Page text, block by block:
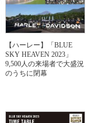
【ハーレー】「BLUE
SKY HEAVEN 2023」
9,500人の来場者で大盛況
のうちに閉幕